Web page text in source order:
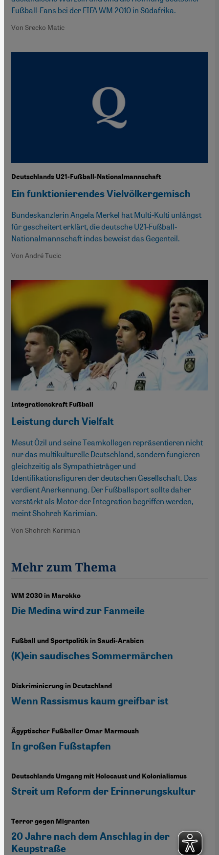
Fußball-Fans bei der FIFA WM 2010 in Südafrika.
Von Srecko Matic
Deutschlands U21-Fußball-Nationalmannschaft
Ein funktionierendes Vielvölkergemisch
Bundeskanzlerin Angela Merkel hat Multi-Kulti unlängst
für gescheitert erklärt, die deutsche U21-Fußball-
Nationalmannschaft indes beweist das Gegenteil.
Von André Tucic
Integrationskraft Fußball
Leistung durch Vielfalt
Mesut Özil und seine Teamkollegen repräsentieren nicht
nur das multikulturelle Deutschland, sondern fungieren
gleichzeitig als Sympathieträger und
Identifikationsfiguren der deutschen Gesellschaft. Das
verdient Anerkennung. Der Fußballsport sollte daher
verstärkt als Motor der Integration begriffen werden,
meint Shohreh Karimian.
Von Shohreh Karimian
Mehr zum Thema
WM 2030 in Marokko
Die Medina wird zur Fanmeile
Fußball und Sportpolitik in Saudi-Arabien
(K)ein saudisches Sommermärchen
Diskriminierung in Deutschland
Wenn Rassismus kaum greifbar ist
Ägyptischer Fußballer Omar Marmoush
In großen Fußstapfen
Deutschlands Umgang mit Holocaust und Kolonialismus
Streit um Reform der Erinnerungskultur
Terror gegen Migranten
20 Jahre nach dem Anschlag in der
Keupstraße